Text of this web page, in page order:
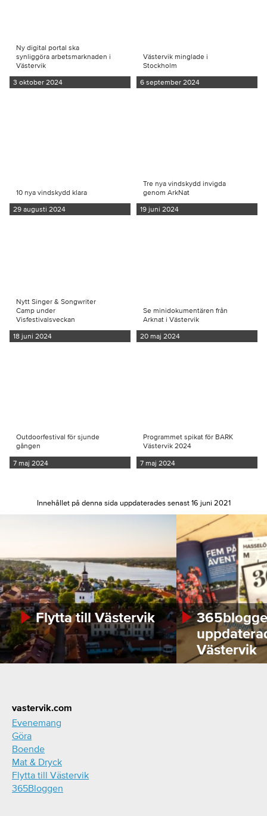
Ny digital portal ska
synliggöra arbetsmarknaden i
Västervik
3 oktober 2024
Västervik minglade i
Stockholm
6 september 2024
10 nya vindskydd klara
29 augusti 2024
Tre nya vindskydd invigda
genom ArkNat
19 juni 2024
Nytt Singer & Songwriter
Camp under
Visfestivalsveckan
18 juni 2024
Se minidokumentären från
Arknat i Västervik
20 maj 2024
Outdoorfestival för sjunde
gången
7 maj 2024
Programmet spikat för BARK
Västervik 2024
7 maj 2024
Innehållet på denna sida uppdaterades senast 16 juni 2021
Flytta till Västervik
Västervik
Footer
vastervik.com
Evenemang
Göra
Boende
Mat & Dryck
Flytta till Västervik
365Bloggen